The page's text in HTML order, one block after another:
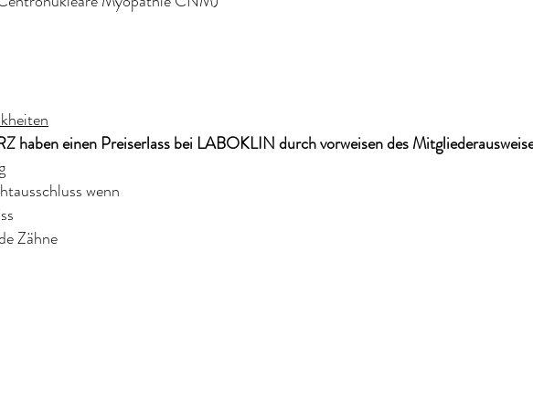
haben einen Preiserlass bei LABOKLIN durch vorweisen des
wenn
Zähne